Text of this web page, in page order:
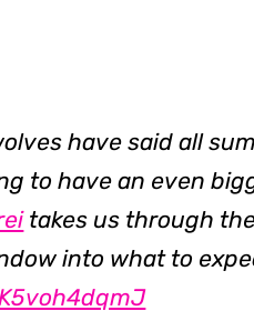
have said all
to have an even
takes us through
into what to